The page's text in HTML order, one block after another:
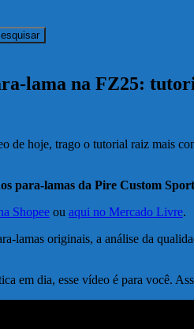
lama na FZ25:
de hoje, trago o tutorial raiz mais
para-lamas da Pire Custom
Shopee ou aqui no Mercado Livre.
lamas originais, a análise da
em dia, esse vídeo é para você.